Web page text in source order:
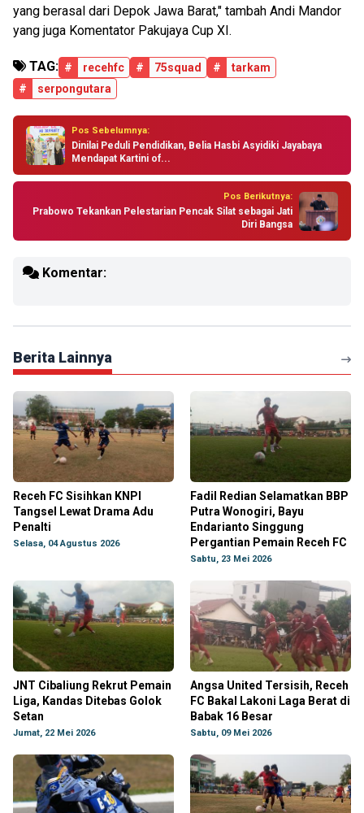
yang berasal dari Depok Jawa Barat," tambah Andi Mandor
yang juga Komentator Pakujaya Cup XI.
TAG: # recehfc # 75squad #
tarkam
#
serpongutara
Pos Sebelumnya:
Dinilai Peduli Pendidikan, Belia Hasbi Asyidiki Jayabaya
Mendapat Kartini of...
Pos Berikutnya:
Prabowo Tekankan Pelestarian Pencak Silat sebagai Jati
Diri Bangsa
Komentar:
Berita Lainnya
Receh FC Sisihkan KNPI
Tangsel Lewat Drama Adu
Penalti
Selasa, 04 Agustus 2026
Fadil Redian Selamatkan BBP
Putra Wonogiri, Bayu
Endarianto Singgung
Pergantian Pemain Receh FC
Sabtu, 23 Mei 2026
JNT Cibaliung Rekrut Pemain
Liga, Kandas Ditebas Golok
Setan
Jumat, 22 Mei 2026
Angsa United Tersisih, Receh
FC Bakal Lakoni Laga Berat di
Babak 16 Besar
Sabtu, 09 Mei 2026